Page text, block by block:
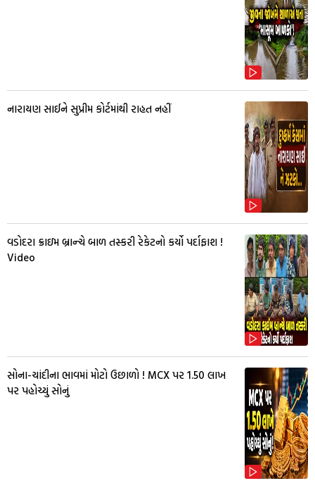
નારાયણ સાઈને સુપ્રીમ કોર્ટમાંથી રાહત નહીં
વડોદરા ક્રાઇમ બ્રાન્ચે બાળ તસ્કરી રેકેટનો કર્યો પર્દાફાશ !
Video
સોના-ચાંદીના ભાવમાં મોટો ઉછાળો ! MCX પર ₹1.50 લાખ
પર પહોચ્યું સોનું